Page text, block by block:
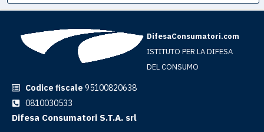
DifesaConsumatori.com
ISTITUTO PER LA DIFESA
DEL CONSUMO
Codice fiscale 95100820638
0810030533
Difesa Consumatori S.T.A. srl